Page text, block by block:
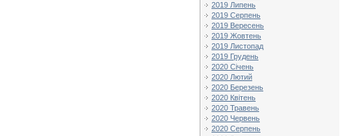
2019 Липень
2019 Серпень
2019 Вересень
2019 Жовтень
2019 Листопад
2019 Грудень
2020 Січень
2020 Лютий
2020 Березень
2020 Квітень
2020 Травень
2020 Червень
2020 Серпень